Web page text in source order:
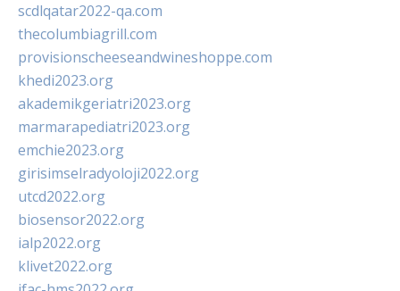
scdlqatar2022-qa.com
thecolumbiagrill.com
provisionscheeseandwineshoppe.com
khedi2023.org
akademikgeriatri2023.org
marmarapediatri2023.org
emchie2023.org
girisimselradyoloji2022.org
utcd2022.org
biosensor2022.org
ialp2022.org
klivet2022.org